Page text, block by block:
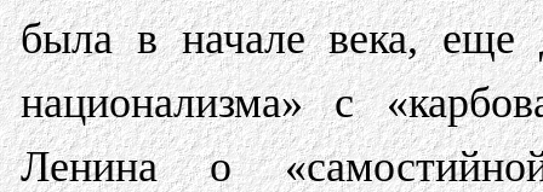
была в начале века, еще
национализма» с
Ленина о